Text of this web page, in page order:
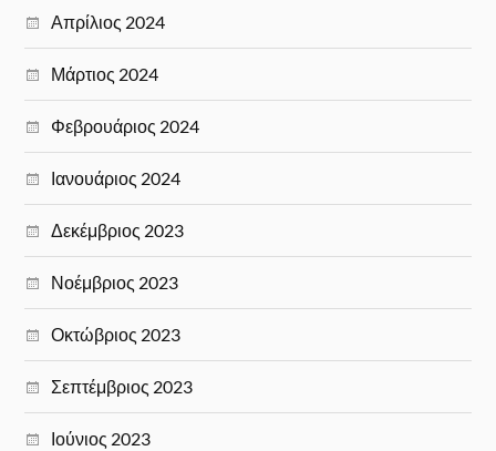
Απρίλιος 2024
Μάρτιος 2024
Φεβρουάριος 2024
Ιανουάριος 2024
Δεκέμβριος 2023
Νοέμβριος 2023
Οκτώβριος 2023
Σεπτέμβριος 2023
Ιούνιος 2023